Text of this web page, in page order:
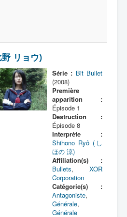
リョウ)
Série : Bit Bullet
(2008)
Première
apparition :
Épisode 1
Destruction :
Épisode 8
Interprète :
Shihono Ryô (し
ほの 涼)
Affiliation(s) :
Bullets, XOR
Corporation
Catégorie(s) :
Antagoniste,
Générale,
Générale